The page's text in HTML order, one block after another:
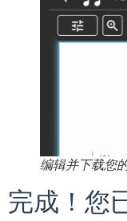
编辑并下载您
完成！您